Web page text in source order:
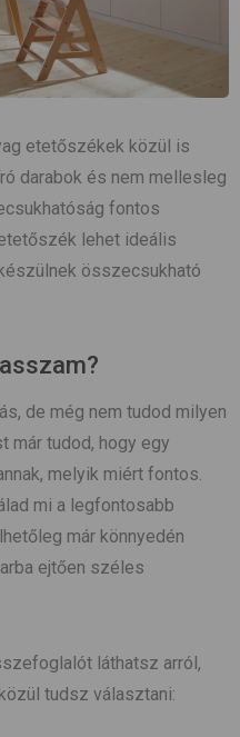
etetőszékek közül is
darabok és nem mellesleg
fontos
lehet ideális
összecsukható
de még nem tudod milyen
már tudod, hogy egy
melyik miért fontos.
mi a legfontosabb
már könnyedén
ejtően széles
láthatsz arról,
tudsz választani: